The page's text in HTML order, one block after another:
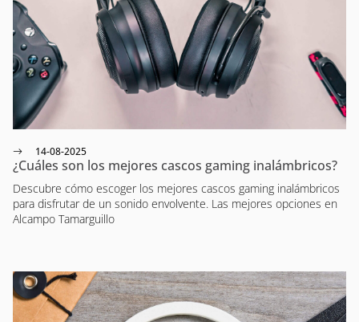
14-08-2025
¿Cuáles son los mejores cascos gaming inalámbricos?
Descubre cómo escoger los mejores cascos gaming inalámbricos
para disfrutar de un sonido envolvente. Las mejores opciones en
Alcampo Tamarguillo